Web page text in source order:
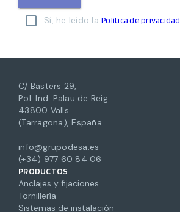
Sí, he leído la Política de privacidad
C/ Basters 29,
Pol. Ind. Palau de Reig
43800 Valls
(Tarragona), España
info@grupodesa.es
(+34) 977 60 84 06
PRODUCTOS
Anclajes y fijaciones
Tornillería
Sistemas de instalación